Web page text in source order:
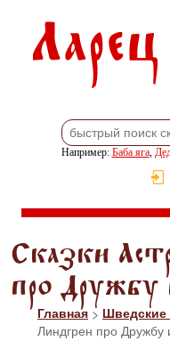
Например: Баба яга,
Сказки
проГлавная > Шведские
Линдгрен про Дружбу